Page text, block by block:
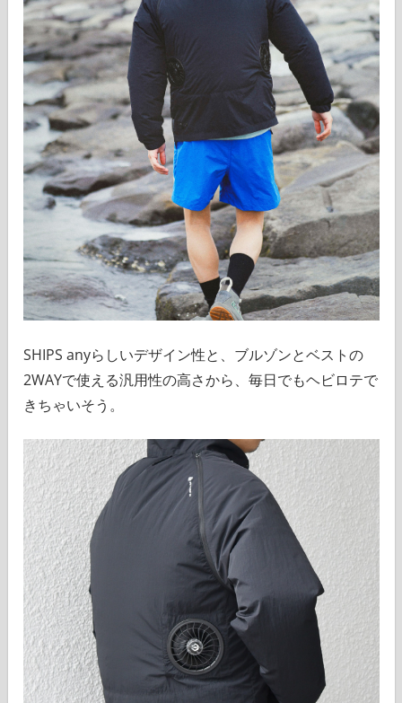
SHIPS anyらしいデザイン性と、ブルゾンとベストの
2WAYで使える汎用性の高さから、毎日でもヘビロテで
きちゃいそう。